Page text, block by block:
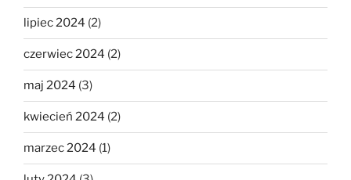
lipiec 2024 (2)
czerwiec 2024 (2)
maj 2024 (3)
kwiecień 2024 (2)
marzec 2024 (1)